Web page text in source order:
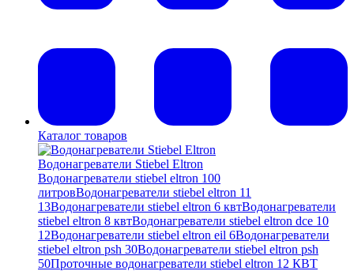
Каталог товаров
Водонагреватели Stiebel Eltron
Водонагреватели stiebel eltron 100
литровВодонагреватели stiebel eltron 11
13Водонагреватели stiebel eltron 6 квтВодонагреватели
stiebel eltron 8 квтВодонагреватели stiebel eltron dce 10
12Водонагреватели stiebel eltron eil 6Водонагреватели
stiebel eltron psh 30Водонагреватели stiebel eltron psh
50Проточные водонагреватели stiebel eltron 12 КВТ